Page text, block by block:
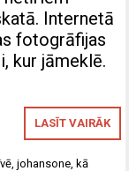
Internetā
fotogrāfijas
kur jāmeklē.
LASĪT VAIRĀK
,johansone ,kā